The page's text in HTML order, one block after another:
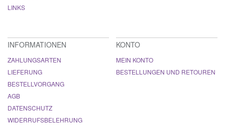
LINKS
INFORMATIONEN
ZAHLUNGSARTEN
LIEFERUNG
BESTELLVORGANG
AGB
DATENSCHUTZ
WIDERRUFSBELEHRUNG
KONTO
MEIN KONTO
BESTELLUNGEN UND RETOUREN